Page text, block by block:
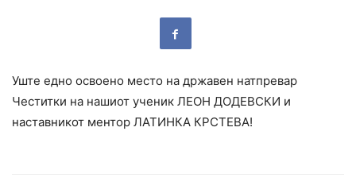
Уште едно освоено место на државен натпревар
Честитки на нашиот ученик ЛЕОН ДОДЕВСКИ и
наставникот ментор ЛАТИНКА КРСТЕВА!